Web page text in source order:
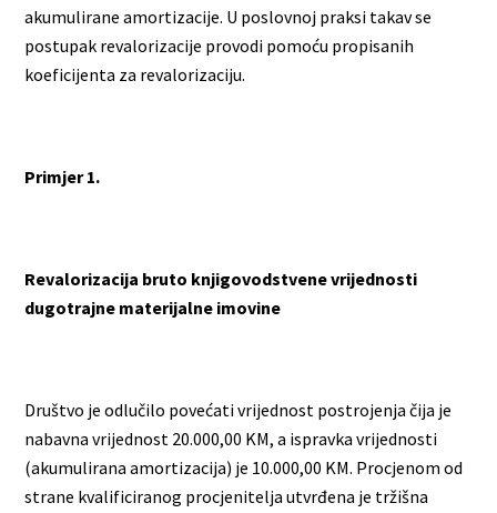
akumulirane amortizacije. U poslovnoj praksi takav se
postupak revalorizacije provodi pomoću propisanih
koeficijenta za revalorizaciju.
Primjer 1.
Revalorizacija bruto knjigovodstvene vrijednosti
dugotrajne materijalne imovine
Društvo je odlučilo povećati vrijednost postrojenja čija je
nabavna vrijednost 20.000,00 KM, a ispravka vrijednosti
(akumulirana amortizacija) je 10.000,00 KM. Procjenom od
strane kvalificiranog procjenitelja utvrđena je tržišna